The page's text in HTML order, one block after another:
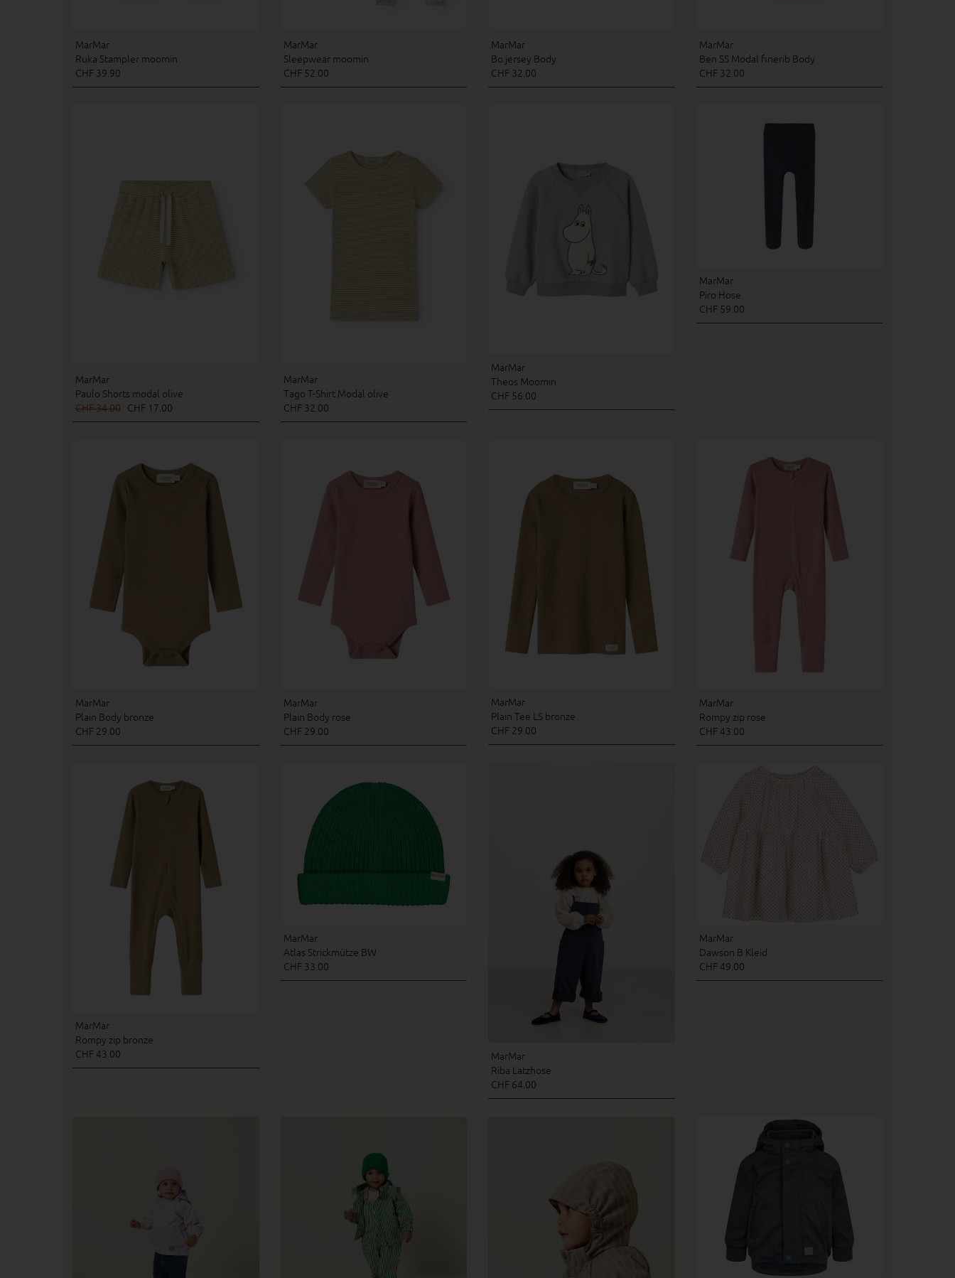
MarMar
Ruka Stampler moomin
CHF 39.90
MarMar
Sleepwear moomin
CHF 52.00
MarMar
Bo jersey Body
CHF 32.00
MarMar
Ben SS Modal finerib Body
CHF 32.00
MarMar
Paulo Shorts modal olive
CHF 34.00 CHF 17.00
MarMar
Tago T-Shirt Modal olive
CHF 32.00
MarMar
Theos Moomin
CHF 56.00
MarMar
Piro Hose
CHF 59.00
MarMar
Plain Body bronze
CHF 29.00
MarMar
Plain Body rose
CHF 29.00
MarMar
Plain Tee LS bronze
CHF 29.00
MarMar
Rompy zip rose
CHF 43.00
MarMar
Rompy zip bronze
CHF 43.00
MarMar
Atlas Strickmütze BW
CHF 33.00
MarMar
Riba Latzhose
CHF 64.00
MarMar
Dawson B Kleid
CHF 49.00